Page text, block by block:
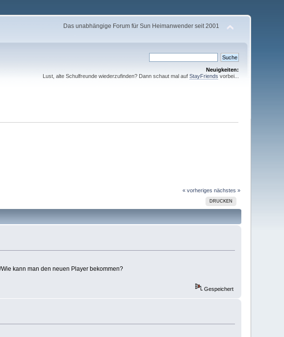
Das unabhängige Forum für Sun Heimanwender seit 2001
Neuigkeiten:
Lust, alte Schulfreunde wiederzufinden? Dann schaut mal auf StayFriends vorbei...
« vorheriges nächstes »
DRUCKEN
kann man den neuen Player bekommen?
Gespeichert